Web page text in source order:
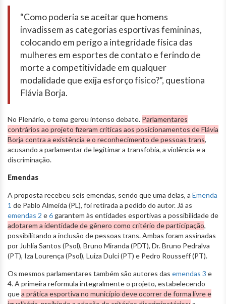
“Como poderia se aceitar que homens
invadissem as categorias esportivas femininas,
colocando em perigo a integridade física das
mulheres em esportes de contato e ferindo de
morte a competitividade em qualquer
modalidade que exija esforço físico?”, questiona
Flávia Borja.
No Plenário, o tema gerou intenso debate. Parlamentares
contrários ao projeto fizeram críticas aos posicionamentos de Flávia
Borja contra a existência e o reconhecimento de pessoas trans,
acusando a parlamentar de legitimar a transfobia, a violência e a
discriminação.
Emendas
A proposta recebeu seis emendas, sendo que uma delas, a Emenda
1 de Pablo Almeida (PL), foi retirada a pedido do autor. Já as
emendas 2 e6 garantem às entidades esportivas a possibilidade de
adotarem a identidade de gênero como critério de participação,
possibilitando a inclusão de pessoas trans. Ambas foram assinadas
por Juhlia Santos (Psol), Bruno Miranda (PDT), Dr. Bruno Pedralva
(PT), Iza Lourença (Psol), Luiza Dulci (PT) e Pedro Rousseff (PT).
Os mesmos parlamentares também são autores das emendas 3 e
4. A primeira reformula integralmente o projeto, estabelecendo
quea prática esportiva no município deve ocorrer de forma livre e